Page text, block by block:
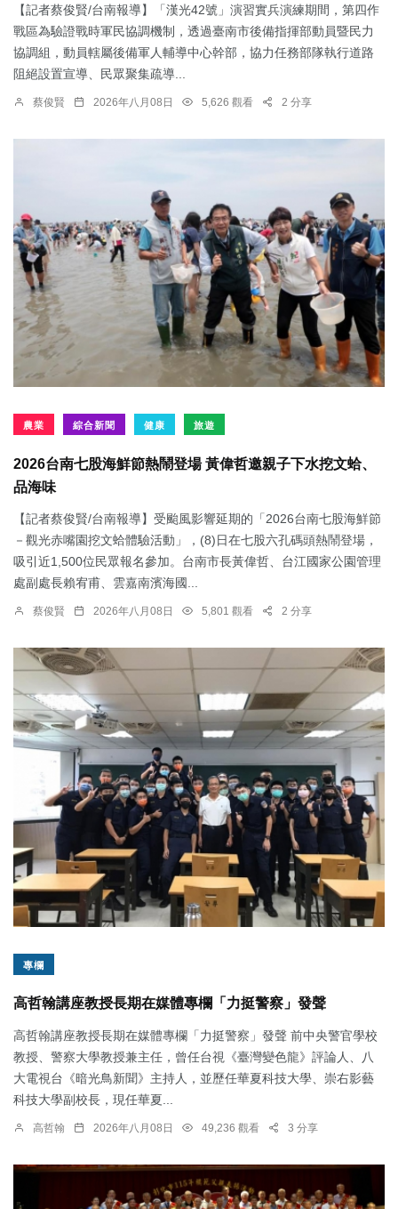
【記者蔡俊賢/台南報導】「漢光42號」演習實兵演練期間，第四作
戰區為驗證戰時軍民協調機制，透過臺南市後備指揮部動員暨民力
協調組，動員轄屬後備軍人輔導中心幹部，協力任務部隊執行道路
阻絕設置宣導、民眾聚集疏導...
蔡俊賢 2026年八月08日 5,626 觀看 2 分享
農業 綜合新聞 健康 旅遊
2026台南七股海鮮節熱鬧登場 黃偉哲邀親子下水挖文蛤、
品海味
【記者蔡俊賢/台南報導】受颱風影響延期的「2026台南七股海鮮節
－觀光赤嘴園挖文蛤體驗活動」，(8)日在七股六孔碼頭熱鬧登場，
吸引近1,500位民眾報名參加。台南市長黃偉哲、台江國家公園管理
處副處長賴宥甫、雲嘉南濱海國...
蔡俊賢 2026年八月08日 5,801 觀看 2 分享
專欄
高哲翰講座教授長期在媒體專欄「力挺警察」發聲
高哲翰講座教授長期在媒體專欄「力挺警察」發聲 前中央警官學校
教授、警察大學教授兼主任，曾任台視《臺灣變色龍》評論人、八
大電視台《暗光鳥新聞》主持人，並歷任華夏科技大學、崇右影藝
科技大學副校長，現任華夏...
高哲翰 2026年八月08日 49,236 觀看 3 分享